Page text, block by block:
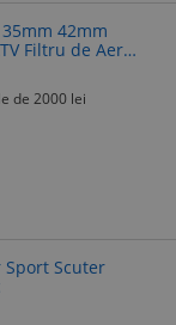
42mm
Filtru de Aer
de 2000 lei
Scuter